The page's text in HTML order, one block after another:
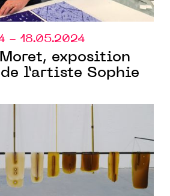
- 18.05.2024
exposition
l’artiste Sophie